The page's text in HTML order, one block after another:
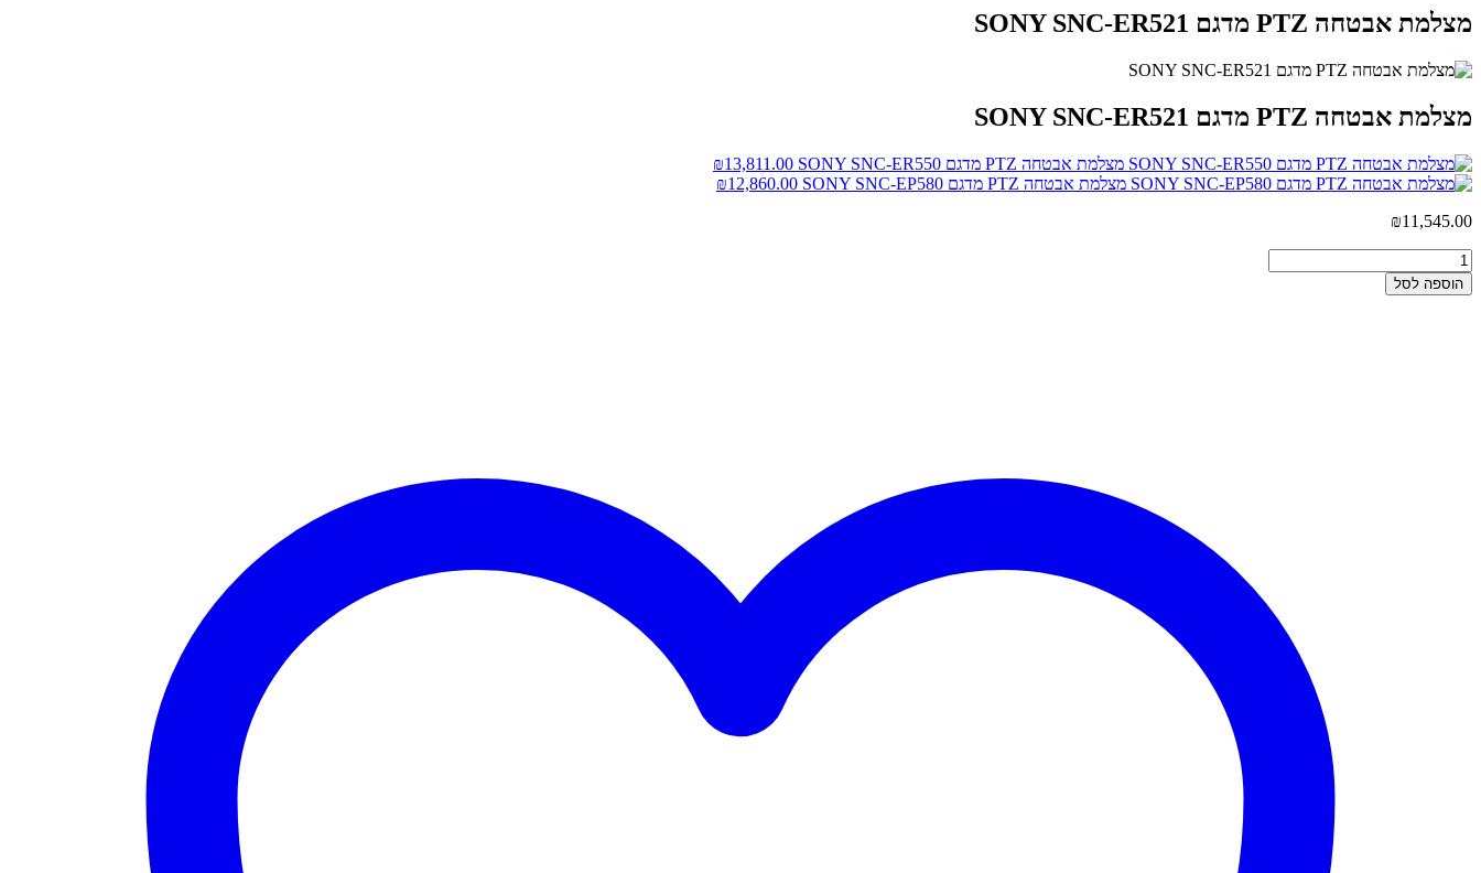
מצלמת אבטחה PTZ מדגם SONY SNC-ER521
מצלמת אבטחה PTZ מדגם SONY SNC-ER521
מצלמת אבטחה PTZ מדגם SONY SNC-ER550 ₪13,811.00
מצלמת אבטחה PTZ מדגם SONY SNC-EP580
₪12,860.00
₪11,545.00
הוספה לסל